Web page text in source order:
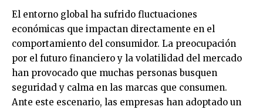
El entorno global ha sufrido fluctuaciones
económicas que impactan directamente en el
comportamiento del consumidor. La preocupación
por el futuro financiero y la volatilidad del mercado
han provocado que muchas personas busquen
seguridad y calma en las marcas que consumen.
Ante este escenario, las empresas han adoptado un